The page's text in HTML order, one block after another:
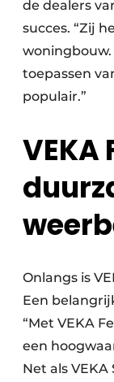
de dealers
succes. “Zij
toepassen
populair.”
Onlangs is
Een
“Met VEKA
een
Net als VEKA